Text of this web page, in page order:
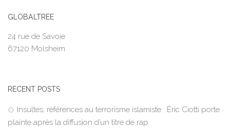
GLOBALTREE
24 rue de Savoie
67120 Molsheim
RECENT POSTS
Insultes, références au terrorisme islamiste : Éric Ciotti porte
plainte après la diffusion d’un titre de rap